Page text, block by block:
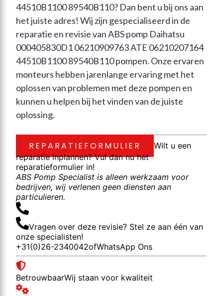
44510B1100 89540B110? Dan bent u bij ons aan
het juiste adres! Wij zijn gespecialiseerd in de
reparatie en revisie van ABS pomp Daihatsu
000405830D1 06210909763 ATE 06210207164
44510B1100 89540B110 pompen. Onze ervaren
monteurs hebben jarenlange ervaring met het
oplossen van problemen met deze pompen en
kunnen u helpen bij het vinden van de juiste
oplossing.
REPARATIEFORMULIER
Wilt u een
reparatie inplannen? Vul dan nu het
reparatieformulier in!
ABS Pomp Specialist is alleen werkzaam voor
bedrijven, wij verlenen geen diensten aan
particulieren.
Vragen over deze revisie? Stel ze aan één van
onze specialisten!
+31(0)26-2340042ofWhatsApp Ons
BetrouwbaarWij staan voor kwaliteit